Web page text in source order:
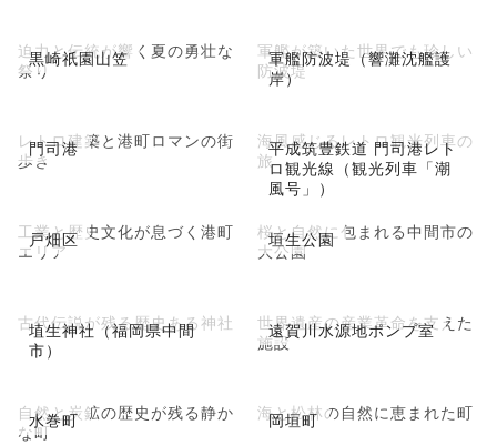
黒崎祇園山笠
迫力と伝統が響く夏の勇壮な
祭り
軍艦防波堤（響灘沈艦護
岸）
軍艦が築いた世界でも珍しい
防波堤
門司港
レトロ建築と港町ロマンの街
歩き
平成筑豊鉄道 門司港レト
ロ観光線（観光列車「潮
風号」）
海風感じるレトロ観光列車の
旅
戸畑区
工業と歴史文化が息づく港町
エリア
垣生公園
桜と自然に包まれる中間市の
大公園
埴生神社（福岡県中間
市）
古代伝説が残る歴史ある神社 遠賀川水源地ポンプ室
世界遺産の産業革命を支えた
施設
水巻町
自然と炭鉱の歴史が残る静か
な町
岡垣町
海と松林の自然に恵まれた町